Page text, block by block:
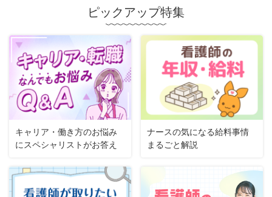
ピックアップ特集
キャリア・働き方のお悩み
にスペシャリストがお答え
ナースの気になる給料事情
まるごと解説